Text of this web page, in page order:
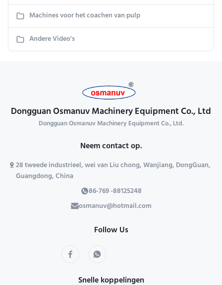
Machines voor het coachen van pulp
Andere Video's
Dongguan Osmanuv Machinery Equipment Co., Ltd
Dongguan Osmanuv Machinery Equipment Co., Ltd.
Neem contact op.
28 tweede industrieel, wei van Liu chong, Wanjiang, DongGuan,
Guangdong, China
86-769 -88125248
osmanuv@hotmail.com
Follow Us
Snelle koppelingen